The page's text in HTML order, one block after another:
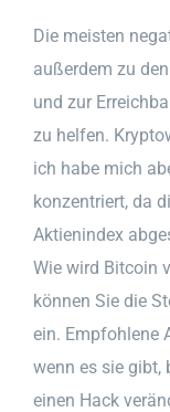
Die meisten
außerdem zu
und zur
zu helfen.
ich habe mich
konzentriert, da
Aktienindex
Wie wird Bitcoin
können Sie die
ein. Empfohlene
wenn es sie gibt,
einen Hack